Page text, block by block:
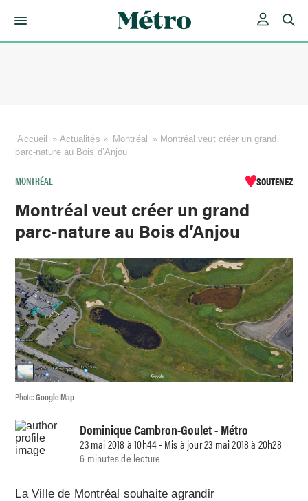
Accueil » Actualités » Montréal » Montréal veut créer un grand
parc-nature au Bois d’Anjou
MONTRÉAL SOUTENEZ
Montréal veut créer un grand
parc-nature au Bois d’Anjou
Photo:Google Map
Dominique Cambron-Goulet- Métro
23 mai 2018 à 10h44 - Mis à jour 23 mai 2018 à 20h28
6 minutes de lecture
La Ville de Montréal souhaite agrandir